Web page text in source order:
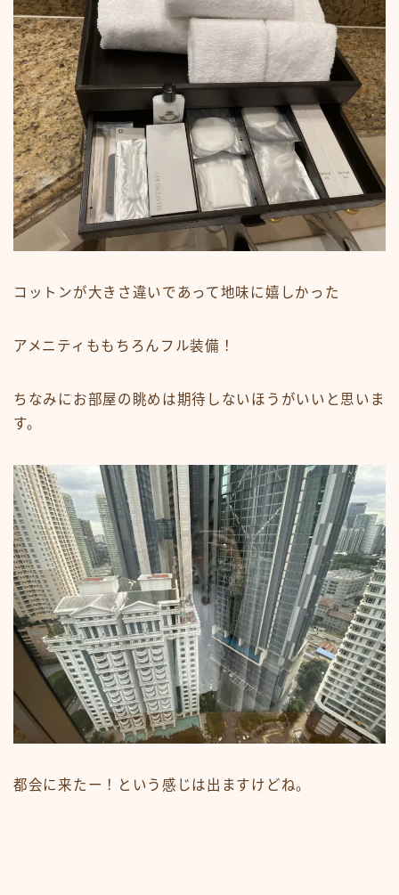
コットンが大きさ違いであって地味に嬉しかった
アメニティももちろんフル装備！
ちなみにお部屋の眺めは期待しないほうがいいと思いま
す。
都会に来たー！という感じは出ますけどね。